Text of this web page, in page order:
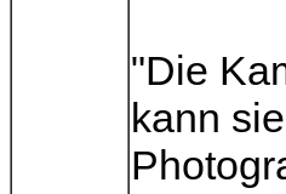
"Die
kann